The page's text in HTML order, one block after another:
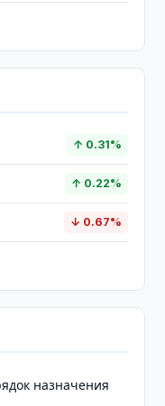
↑ 0.31%
↑ 0.22%
↓ 0.67%
назначения